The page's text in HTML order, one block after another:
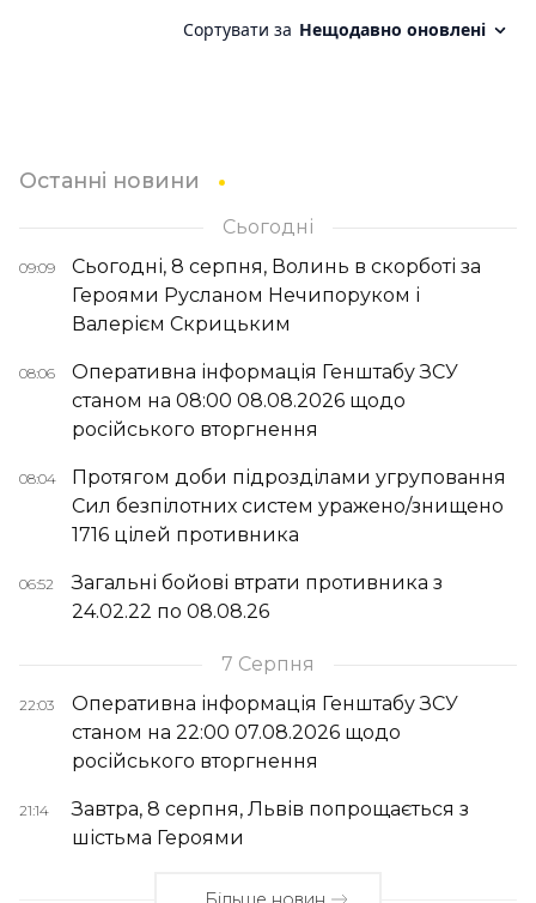
Останні новини
Сьогодні
09:09
Сьогодні, 8 серпня, Волинь в скорботі за
Героями Русланом Нечипоруком і
Валерієм Скрицьким
08:06
Оперативна інформація Генштабу ЗСУ
станом на 08:00 08.08.2026 щодо
російського вторгнення
08:04
Протягом доби підрозділами угруповання
Сил безпілотних систем уражено/знищено
1716 цілей противника
06:52
Загальні бойові втрати противника з
24.02.22 по 08.08.26
7 Серпня
22:03
Оперативна інформація Генштабу ЗСУ
станом на 22:00 07.08.2026 щодо
російського вторгнення
21:14
Завтра, 8 серпня, Львів попрощається з
шістьма Героями